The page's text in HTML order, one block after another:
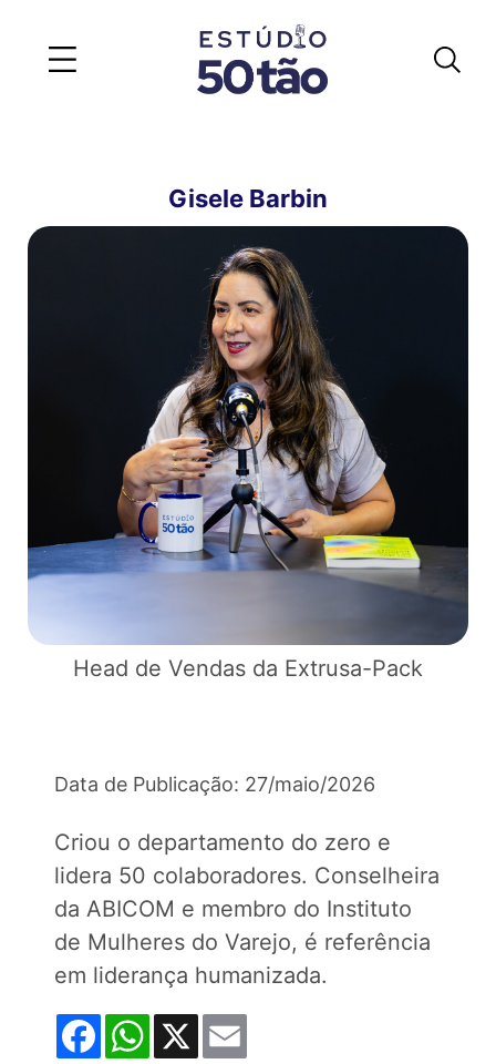
Gisele Barbin
Head de Vendas da Extrusa-Pack
Data de Publicação: 27/maio/2026
Criou o departamento do zero e
lidera 50 colaboradores. Conselheira
da ABICOM e membro do Instituto
de Mulheres do Varejo, é referência
em liderança humanizada.
FacebookWhatsApp
X